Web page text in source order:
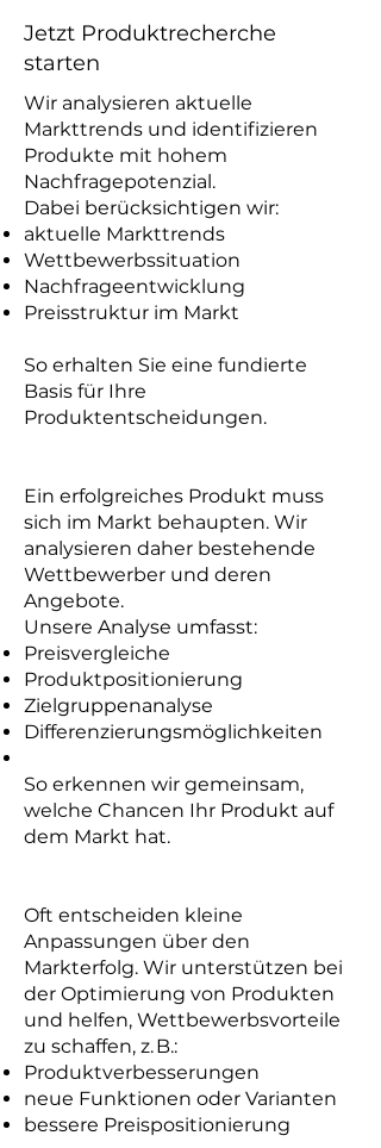
Jetzt Produktrecherche
starten
Wir analysieren aktuelle
Markttrends und identifizieren
Produkte mit hohem
Nachfragepotenzial.
Dabei berücksichtigen wir:
aktuelle Markttrends
Wettbewerbssituation
Nachfrageentwicklung
Preisstruktur im Markt
So erhalten Sie eine fundierte
Basis für Ihre
Produktentscheidungen.
Ein erfolgreiches Produkt muss
sich im Markt behaupten. Wir
analysieren daher bestehende
Wettbewerber und deren
Angebote.
Unsere Analyse umfasst:
Preisvergleiche
Produktpositionierung
Zielgruppenanalyse
Differenzierungsmöglichkeiten
So erkennen wir gemeinsam,
welche Chancen Ihr Produkt auf
dem Markt hat.
Oft entscheiden kleine
Anpassungen über den
Markterfolg. Wir unterstützen bei
der Optimierung von Produkten
und helfen, Wettbewerbsvorteile
zu schaffen, z. B.:
Produktverbesserungen
neue Funktionen oder Varianten
bessere Preispositionierung